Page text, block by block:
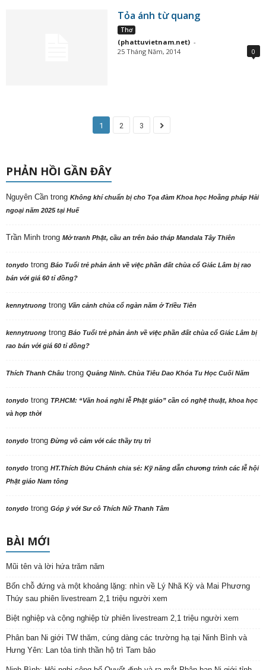
Tỏa ánh từ quang
Thơ
(phattuvietnam.net) -
25 Tháng Năm, 2014
0
1 2 3
PHẢN HỒI GẦN ĐÂY
Nguyên Cần trong Không khí chuẩn bị cho Tọa đàm Khoa học Hoằng pháp Hải
ngoại năm 2025 tại Huế
Trần Minh trong Mở tranh Phật, cầu an trên bảo tháp Mandala Tây Thiên
tonydo trong Báo Tuổi trẻ phản ảnh về việc phần đất chùa cổ Giác Lâm bị rao
bán với giá 60 tỉ đồng?
kennytruong trong Vãn cảnh chùa cổ ngàn năm ở Triều Tiên
kennytruong trong Báo Tuổi trẻ phản ảnh về việc phần đất chùa cổ Giác Lâm bị
rao bán với giá 60 tỉ đồng?
Thích Thanh Châu trong Quảng Ninh. Chùa Tiêu Dao Khóa Tu Học Cuối Năm
tonydo trong TP.HCM: “Văn hoá nghi lễ Phật giáo” cần có nghệ thuật, khoa học
và hợp thời
tonydo trong Đừng vô cảm với các thầy trụ trì
tonydo trong HT.Thích Bửu Chánh chia sẻ: Kỹ năng dẫn chương trình các lễ hội
Phật giáo Nam tông
tonydo trong Góp ý với Sư cô Thích Nữ Thanh Tâm
BÀI MỚI
Mũi tên và lời hứa trăm năm
Bốn chỗ đứng và một khoảng lặng: nhìn về Lý Nhã Kỳ và Mai Phương
Thúy sau phiên livestream 2,1 triệu người xem
Biệt nghiệp và cộng nghiệp từ phiên livestream 2,1 triệu người xem
Phân ban Ni giới TW thăm, cúng dàng các trường hạ tại Ninh Bình và
Hưng Yên: Lan tỏa tinh thần hộ trì Tam bảo